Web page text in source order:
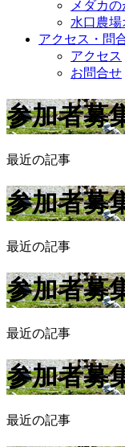
メダカ
水口農
アクセス・問
アクセス
お問合せ
参加者募
最近の記事
参加者募
最近の記事
参加者募
最近の記事
参加者募
最近の記事